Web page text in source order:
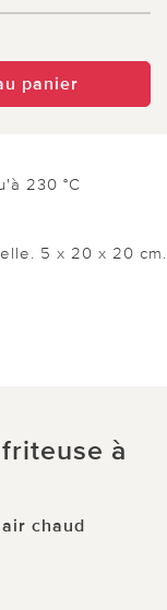
panier
230 °C
5 x 20 x 20 cm.
à
chaud